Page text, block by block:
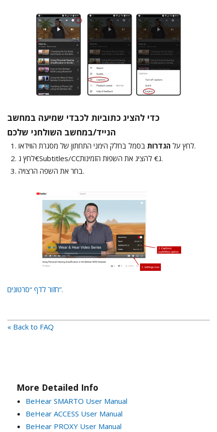
כדי להציג כתוביות לכבדי שמיעה במחשב
הנייד/במחשב השולחני שלכם
לחץ עלהגדרות
בסמל בחלק הימני התחתון של מסגרת הווידאו.
לחץ ג€Subtitles/CCג€ להציג את השפות הזמינות.
בחר את השפה הרצויה.
חזור לדף “סרטונים”.
« Back to FAQ
More Detailed Info
BeHear SMARTO User Manual
BeHear ACCESS User Manual
BeHear PROXY User Manual